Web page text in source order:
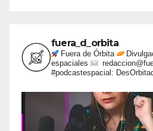
fuera_d_orbita
Fuera de Órbita
espaciales
#podcastespacial: